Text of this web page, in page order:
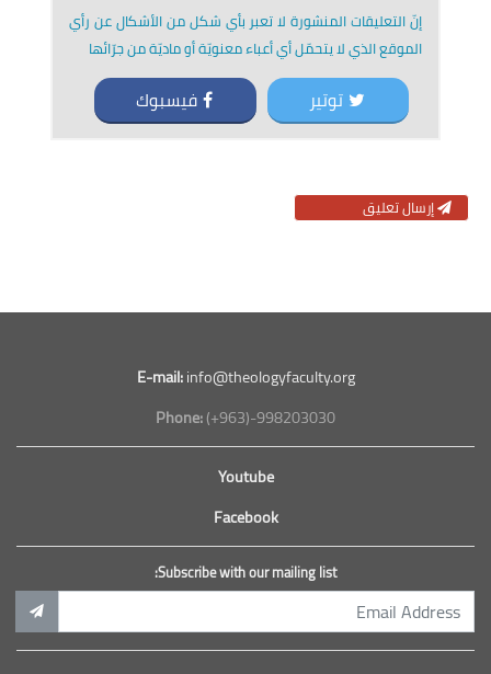
إنّ التعليقات المنشورة لا تعبر بأي شكل من الأشكال عن رأي
الموقع الذي لا يتحمّل أي أعباء معنويّة أو ماديّة من جرّائها
توتير فيسبوك
إرسال تعليق
E-mail:info@theologyfaculty.org
Phone:(+963)-998203030
Youtube
Facebook
Subscribe with our mailing list: